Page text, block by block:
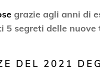
grazie agli anni di
5 segreti delle nuove
DEL 2021